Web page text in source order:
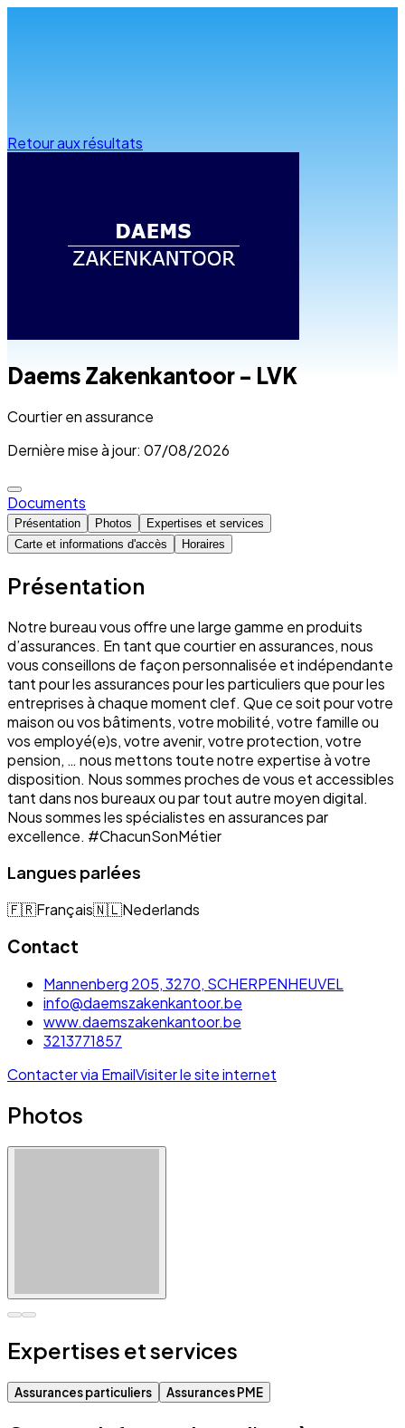
Retour aux résultats
Daems Zakenkantoor - LVK
Courtier en assurance
Dernière mise à jour: 07/08/2026
Documents
Présentation Photos
Expertises et services
Carte et informations d'accès
Horaires
Présentation
Notre bureau vous offre une large gamme en produits
d’assurances. En tant que courtier en assurances, nous
vous conseillons de façon personnalisée et indépendante
tant pour les assurances pour les particuliers que pour les
entreprises à chaque moment clef. Que ce soit pour votre
maison ou vos bâtiments, votre mobilité, votre famille ou
vos employé(e)s, votre avenir, votre protection, votre
pension, … nous mettons toute notre expertise à votre
disposition. Nous sommes proches de vous et accessibles
tant dans nos bureaux ou par tout autre moyen digital.
Nous sommes les spécialistes en assurances par
excellence. #ChacunSonMétier
Langues parlées
🇫🇷Français🇳🇱Nederlands
Contact
Mannenberg 205, 3270, SCHERPENHEUVEL
info@daemszakenkantoor.be
www.daemszakenkantoor.be
3213771857
Contacter via EmailVisiter le site internet
Photos
Expertises et services
Assurances particuliers Assurances PME